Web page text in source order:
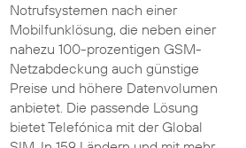
Notrufsystemen nach einer
Mobilfunklösung, die neben einer
nahezu 100-prozentigen GSM-
Netzabdeckung auch günstige
Preise und höhere Datenvolumen
anbietet. Die passende Lösung
bietet Telefónica mit der Global